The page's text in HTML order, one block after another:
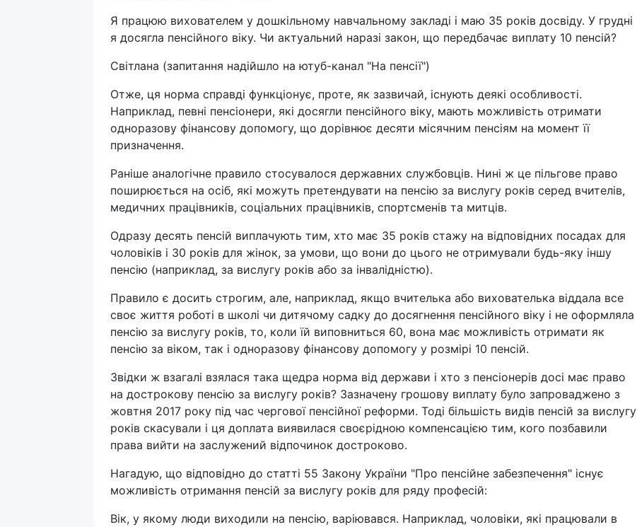
Я працюю вихователем у дошкільному навчальному закладі і маю 35 років досвіду. У грудні
я досягла пенсійного віку. Чи актуальний наразі закон, що передбачає виплату 10 пенсій?
Світлана (запитання надійшло на ютуб-канал "На пенсії")
Отже, ця норма справді функціонує, проте, як зазвичай, існують деякі особливості.
Наприклад, певні пенсіонери, які досягли пенсійного віку, мають можливість отримати
одноразову фінансову допомогу, що дорівнює десяти місячним пенсіям на момент її
призначення.
Раніше аналогічне правило стосувалося державних службовців. Нині ж це пільгове право
поширюється на осіб, які можуть претендувати на пенсію за вислугу років серед вчителів,
медичних працівників, соціальних працівників, спортсменів та митців.
Одразу десять пенсій виплачують тим, хто має 35 років стажу на відповідних посадах для
чоловіків і 30 років для жінок, за умови, що вони до цього не отримували будь-яку іншу
пенсію (наприклад, за вислугу років або за інвалідністю).
Правило є досить строгим, але, наприклад, якщо вчителька або вихователька віддала все
своє життя роботі в школі чи дитячому садку до досягнення пенсійного віку і не оформляла
пенсію за вислугу років, то, коли їй виповниться 60, вона має можливість отримати як
пенсію за віком, так і одноразову фінансову допомогу у розмірі 10 пенсій.
Звідки ж взагалі взялася така щедра норма від держави і хто з пенсіонерів досі має право
на дострокову пенсію за вислугу років? Зазначену грошову виплату було запроваджено з
жовтня 2017 року під час чергової пенсійної реформи. Тоді більшість видів пенсій за вислугу
років скасували і ця доплата виявилася своєрідною компенсацією тим, кого позбавили
права вийти на заслужений відпочинок достроково.
Нагадую, що відповідно до статті 55 Закону України "Про пенсійне забезпечення" існує
можливість отримання пенсій за вислугу років для ряду професій:
Вік, у якому люди виходили на пенсію, варіювався. Наприклад, чоловіки, які працювали в